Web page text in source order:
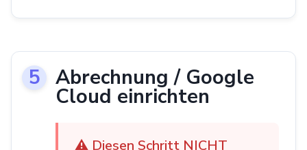
Abrechnung / Google
Cloud einrichten
⚠️ Diesen Schritt NICHT